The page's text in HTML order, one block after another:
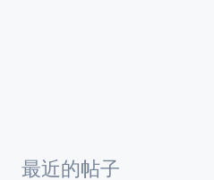
最近的帖子